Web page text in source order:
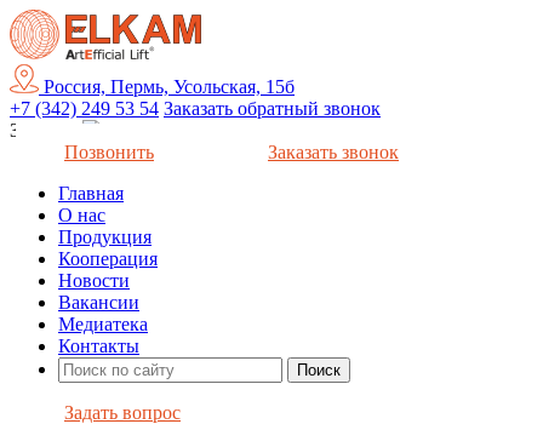
Россия, Пермь, Усольская, 15б
+7 (342) 249 53 54 Заказать обратный звонок
Закрыть
Позвонить
Заказать звонок
Главная
О нас
Продукция
Кооперация
Новости
Вакансии
Медиатека
Контакты
Задать вопрос